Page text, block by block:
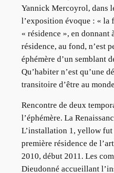
Yannick Mercoyrol, dans
l’exposition évoque : « la
« résidence », en donnant
résidence, au fond, n’est
éphémère d’un semblant
Qu’habiter n’est qu’une
transitoire d’être au
Rencontre de deux
l’éphémère. La
L’installation 1, yellow fut
première résidence de
2010, début 2011. Les
Dieudonné accueillant